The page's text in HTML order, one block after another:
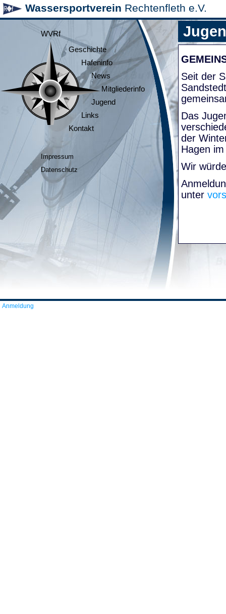
Wassersportverein Rechtenfleth e.V.
WVRf
Geschichte
Hafeninfo
News
Mitgliederinfo
Jugend
Links
Kontakt
Impressum
Datenschutz
Seit der
Das
der
Hagen
Wir
unter
Anmeldung